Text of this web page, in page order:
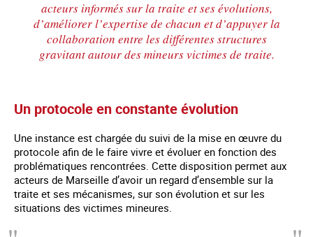
acteurs informés sur la traite et ses évolutions,
d’améliorer l’expertise de chacun et d’appuyer la
collaboration entre les différentes structures
gravitant autour des mineurs victimes de traite.
Un protocole en constante évolution
Une instance est chargée du suivi de la mise en œuvre du
protocole afin de le faire vivre et évoluer en fonction des
problématiques rencontrées. Cette disposition permet aux
acteurs de Marseille d’avoir un regard d’ensemble sur la
traite et ses mécanismes, sur son évolution et sur les
situations des victimes mineures.